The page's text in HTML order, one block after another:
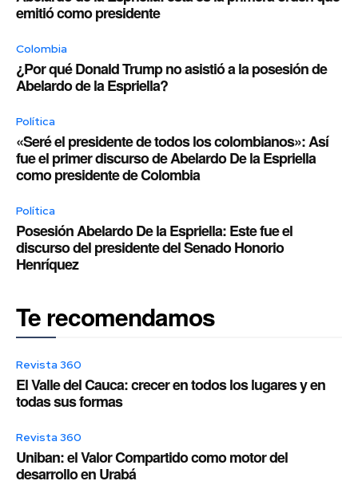
emitió como presidente
Colombia
¿Por qué Donald Trump no asistió a la posesión de
Abelardo de la Espriella?
Política
«Seré el presidente de todos los colombianos»: Así
fue el primer discurso de Abelardo De la Espriella
como presidente de Colombia
Política
Posesión Abelardo De la Espriella: Este fue el
discurso del presidente del Senado Honorio
Henríquez
Te recomendamos
Revista 360
El Valle del Cauca: crecer en todos los lugares y en
todas sus formas
Revista 360
Uniban: el Valor Compartido como motor del
desarrollo en Urabá